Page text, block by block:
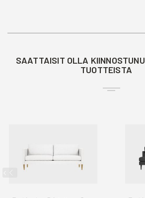
SAATTAISIT OLLA
TUOTTEISTA